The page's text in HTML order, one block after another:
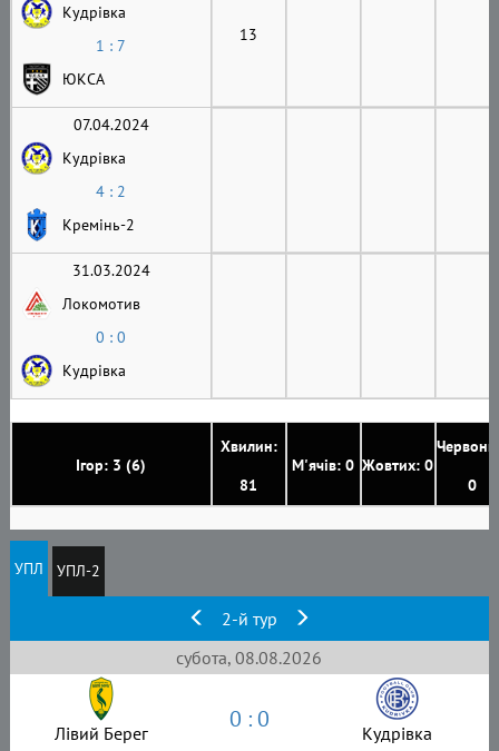
Ігор: 3 (6)
Хвилин:
81
М'ячів: 0 Жовтих: 0
0
Кудрівка
1 : 7
ЮКСА
13
07.04.2024
Кудрівка
4 : 2
Кремінь-2
31.03.2024
Локомотив
0 : 0
Кудрівка
УПЛ УПЛ-2
2-й тур
субота, 08.08.2026
Лівий Берег 0 : 0 Кудрівка